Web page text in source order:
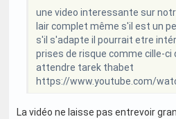
une video interessante sur
lair complet même s'il est un
s'il s'adapte il pourrait etre
prises de risque comme cille-ci
attendre tarek thabet
https://www.youtube.com/
La vidéo ne laisse pas entrevoir